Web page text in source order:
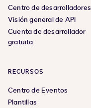
Centro de desarrolladores
Visión general de API
Cuenta de desarrollador
gratuita
RECURSOS
Centro de Eventos
Plantillas